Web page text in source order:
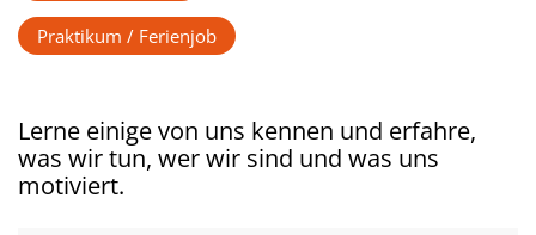
Praktikum / Ferienjob
Lerne einige von uns kennen und erfahre,
was wir tun, wer wir sind und was uns
motiviert.